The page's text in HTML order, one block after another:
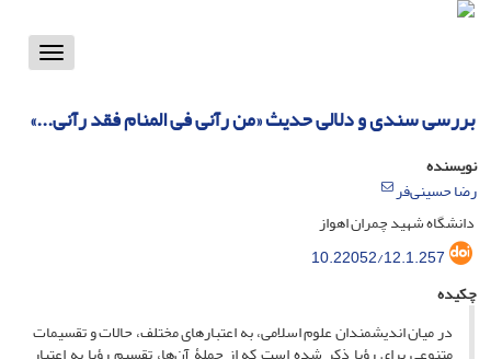
Toggle
بررسی سندی و دلالی حدیث «من رآنی فی المنام فقد رآنی...»
نویسنده
رضا حسینی‌فر
دانشگاه شهید چمران اهواز
10.22052/12.1.257
چکیده
در میان اندیشمندان علوم اسلامی، به اعتبارهای مختلف، حالات و تقسیمات